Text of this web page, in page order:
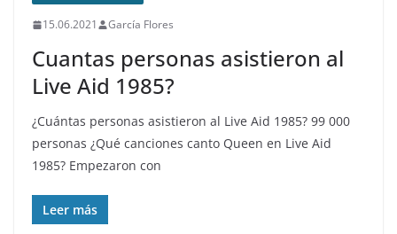
15.06.2021 García Flores
Cuantas personas asistieron al
Live Aid 1985?
¿Cuántas personas asistieron al Live Aid 1985? 99 000
personas ¿Qué canciones canto Queen en Live Aid
1985? Empezaron con
Leer más